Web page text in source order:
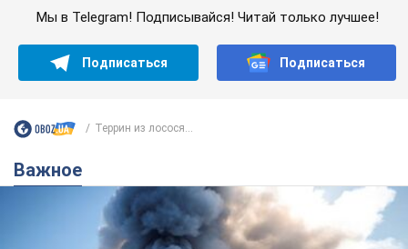
Мы в Telegram! Подписывайся! Читай только лучшее!
Подписаться Подписаться
Террин из лосося...
Важное